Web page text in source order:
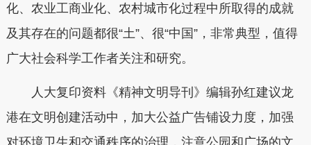
化、农业工商业化、农村城市化过程中所取得的成就
及其存在的问题都很“土”、很“中国”，非常典型，值得
广大社会科学工作者关注和研究。
人大复印资料《精神文明导刊》编辑孙红建议龙
港在文明创建活动中，加大公益广告铺设力度，加强